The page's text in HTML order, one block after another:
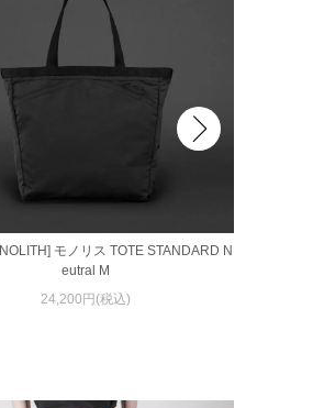
モノリス TOTE STANDARD N
eutral M
24,200円(税込)